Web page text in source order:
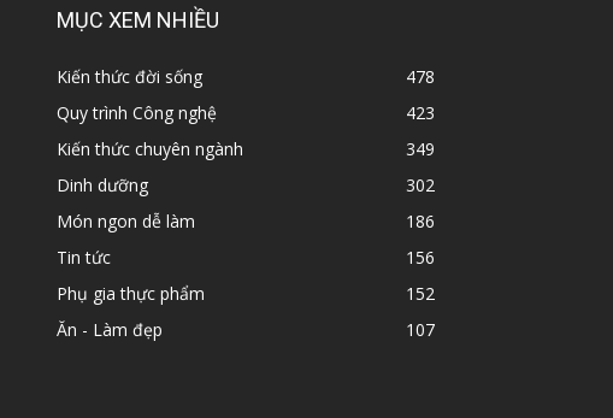
MỤC XEM NHIỀU
Kiến thức đời sống
478
Quy trình Công nghệ
423
Kiến thức chuyên ngành
349
Dinh dưỡng
302
Món ngon dễ làm
186
Tin tức
156
Phụ gia thực phẩm
152
Ăn - Làm đẹp
107